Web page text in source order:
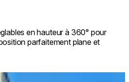
en hauteur à 360° pour
parfaitement plane et